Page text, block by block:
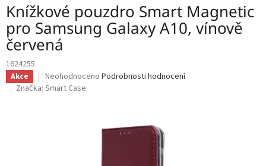
Knížkové pouzdro Smart Magnetic
pro Samsung Galaxy A10, vínově
červená
1624255
Akce
Průměrné
hodnocení
Neohodnoceno Podrobnosti hodnocení
Značka: Smart Case